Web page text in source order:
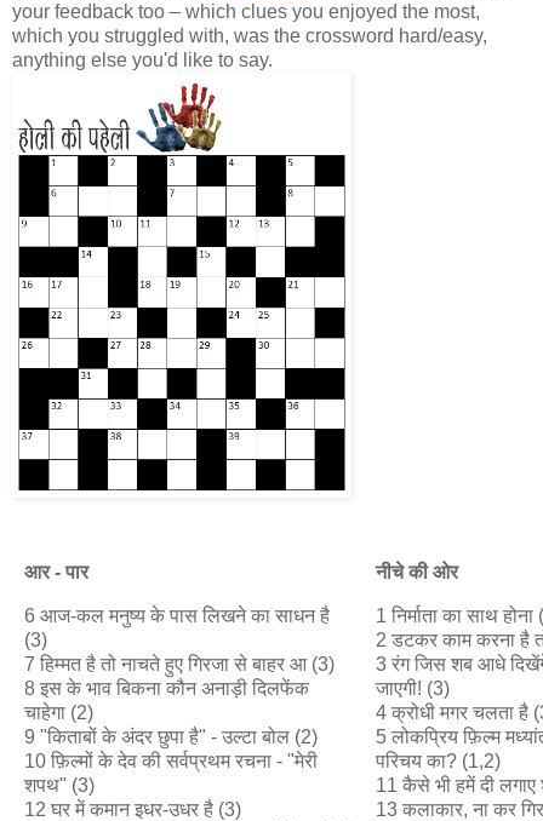
your feedback too – which clues you enjoyed the most,
which you struggled with, was the crossword hard/easy,
anything else you'd like to say.
आर - पार
6 आज-कल मनुष्य के पास लिखने का साधन है
(3)
7 हिम्मत है तो नाचते हुए गिरजा से बाहर आ (3)
8 इस के भाव बिकना कौन अनाड़ी दिलफेंक
चाहेगा (2)
9 "किताबों के अंदर छुपा है" - उल्टा बोल (2)
10 फ़िल्मों के देव की सर्वप्रथम रचना - "मेरी
शपथ" (3)
12 घर में कमान इधर-उधर है (3)
नीचे की ओर
1 निर्माता का साथ होना
2 डटकर काम करना है
3 रंग जिस शब आधे
जाएगी! (3)
4 क्रोधी मगर चलता है
5 लोकप्रिय फ़िल्म
परिचय का? (1,2)
11 कैसे भी हमें दी लगाए
13 कलाकार, ना कर